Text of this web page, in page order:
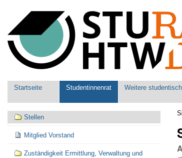
Werkzeuge
Sektionen
Startseite Studentinnenrat Weitere
Navigation
Stellen
Mitglied Vorstand
Zuständigkeit Ermittlung, Verwaltung und